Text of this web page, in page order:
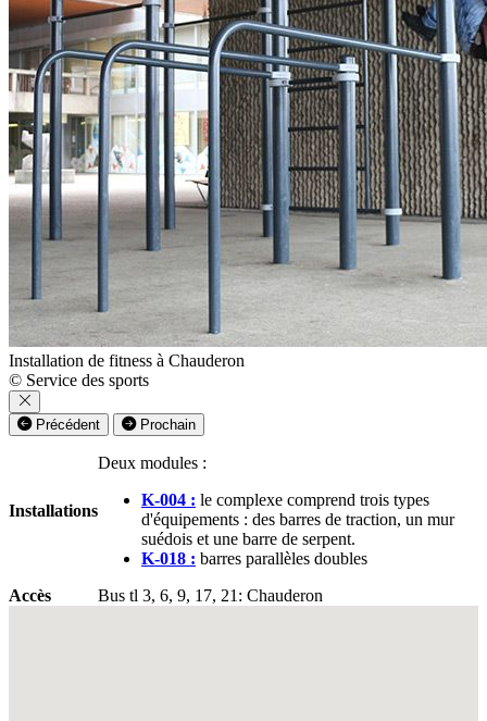
Installation de fitness à Chauderon
© Service des sports
Précédent Prochain
Installations
Deux modules :
K-004 : le complexe comprend trois types
d'équipements : des barres de traction, un mur
suédois et une barre de serpent.
K-018 : barres parallèles doubles
Accès
Bus tl 3, 6, 9, 17, 21: Chauderon